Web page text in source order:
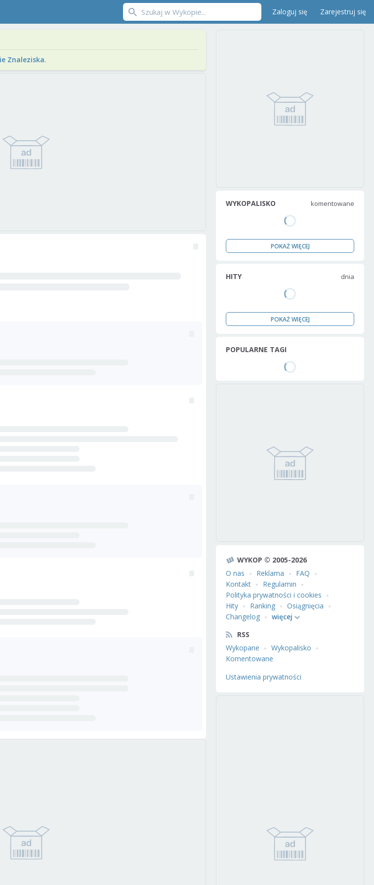
Zaloguj się Zarejestruj się
Znaleziska.
WYKOPALISKO komentowane
POKAŻ WIĘCEJ
HITY dnia
POKAŻ WIĘCEJ
POPULARNE TAGI
WYKOP © 2005-2026
O nas
Reklama
FAQ
Kontakt
Regulamin
Polityka prywatności i cookies
Hity
Ranking
Osiągnięcia
Changelog
więcej
RSS
Wykopane
Wykopalisko
Komentowane
Ustawienia prywatności